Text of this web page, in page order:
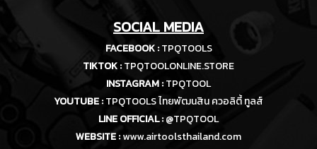
SOCIAL MEDIA
FACEBOOK : TPQTOOLS
TIKTOK :TPQTOOLONLINE.STORE
INSTAGRAM :TPQTOOL
YOUTUBE :TPQTOOLS ไทยพัฒนสิน ควอลิตี้ ทูลส์
LINE OFFICIAL :@TPQTOOL
WEBSITE :www.airtoolsthailand.com